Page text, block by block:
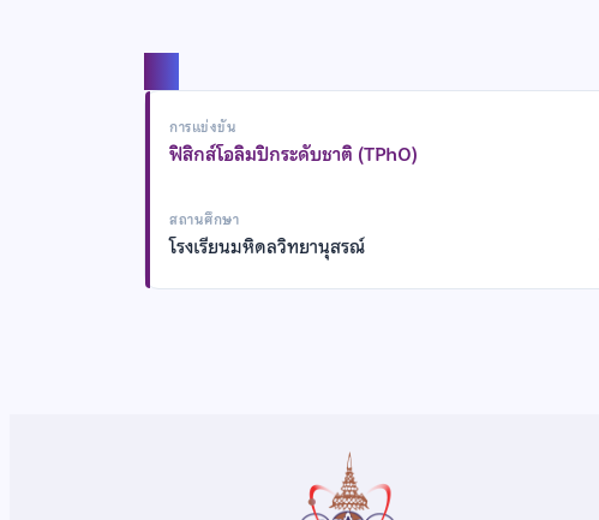
การแข่งขัน
ฟิสิกส์โอลิมปิกระดับชาติ (TPhO)
สถานศึกษา
โรงเรียนมหิดลวิทยานุสรณ์